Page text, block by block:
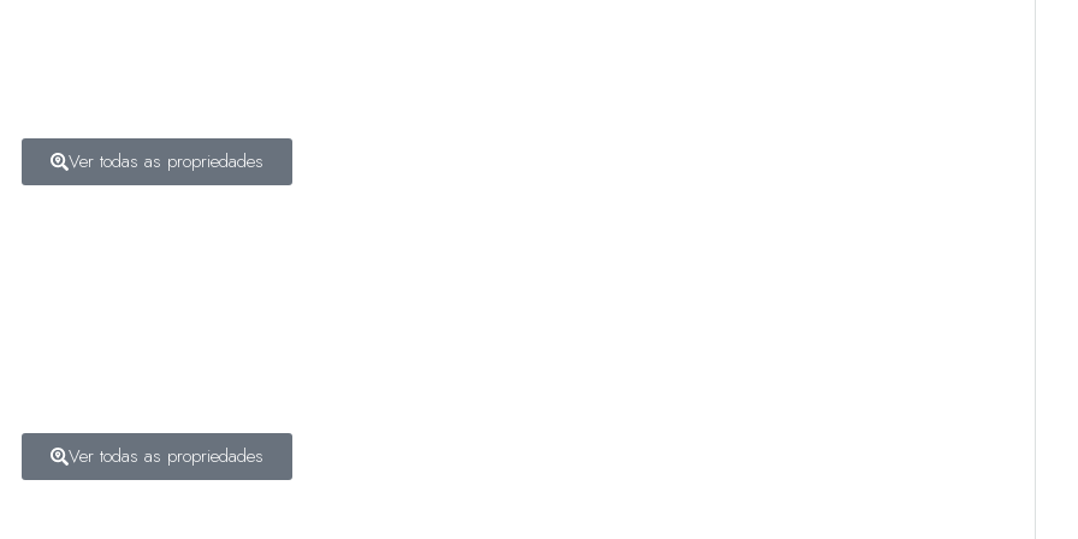
Ver todas as propriedades
Ver todas as propriedades